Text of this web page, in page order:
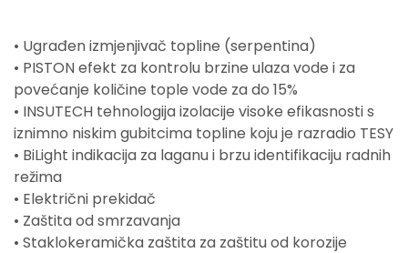
• Ugrađen izmjenjivač topline (serpentina)
• PISTON efekt za kontrolu brzine ulaza vode i za
povećanje količine tople vode za do 15%
• INSUTECH tehnologija izolacije visoke efikasnosti s
iznimno niskim gubitcima topline koju je razradio TESY
• BiLight indikacija za laganu i brzu identifikaciju radnih
režima
• Električni prekidač
• Zaštita od smrzavanja
• Staklokeramička zaštita za zaštitu od korozije